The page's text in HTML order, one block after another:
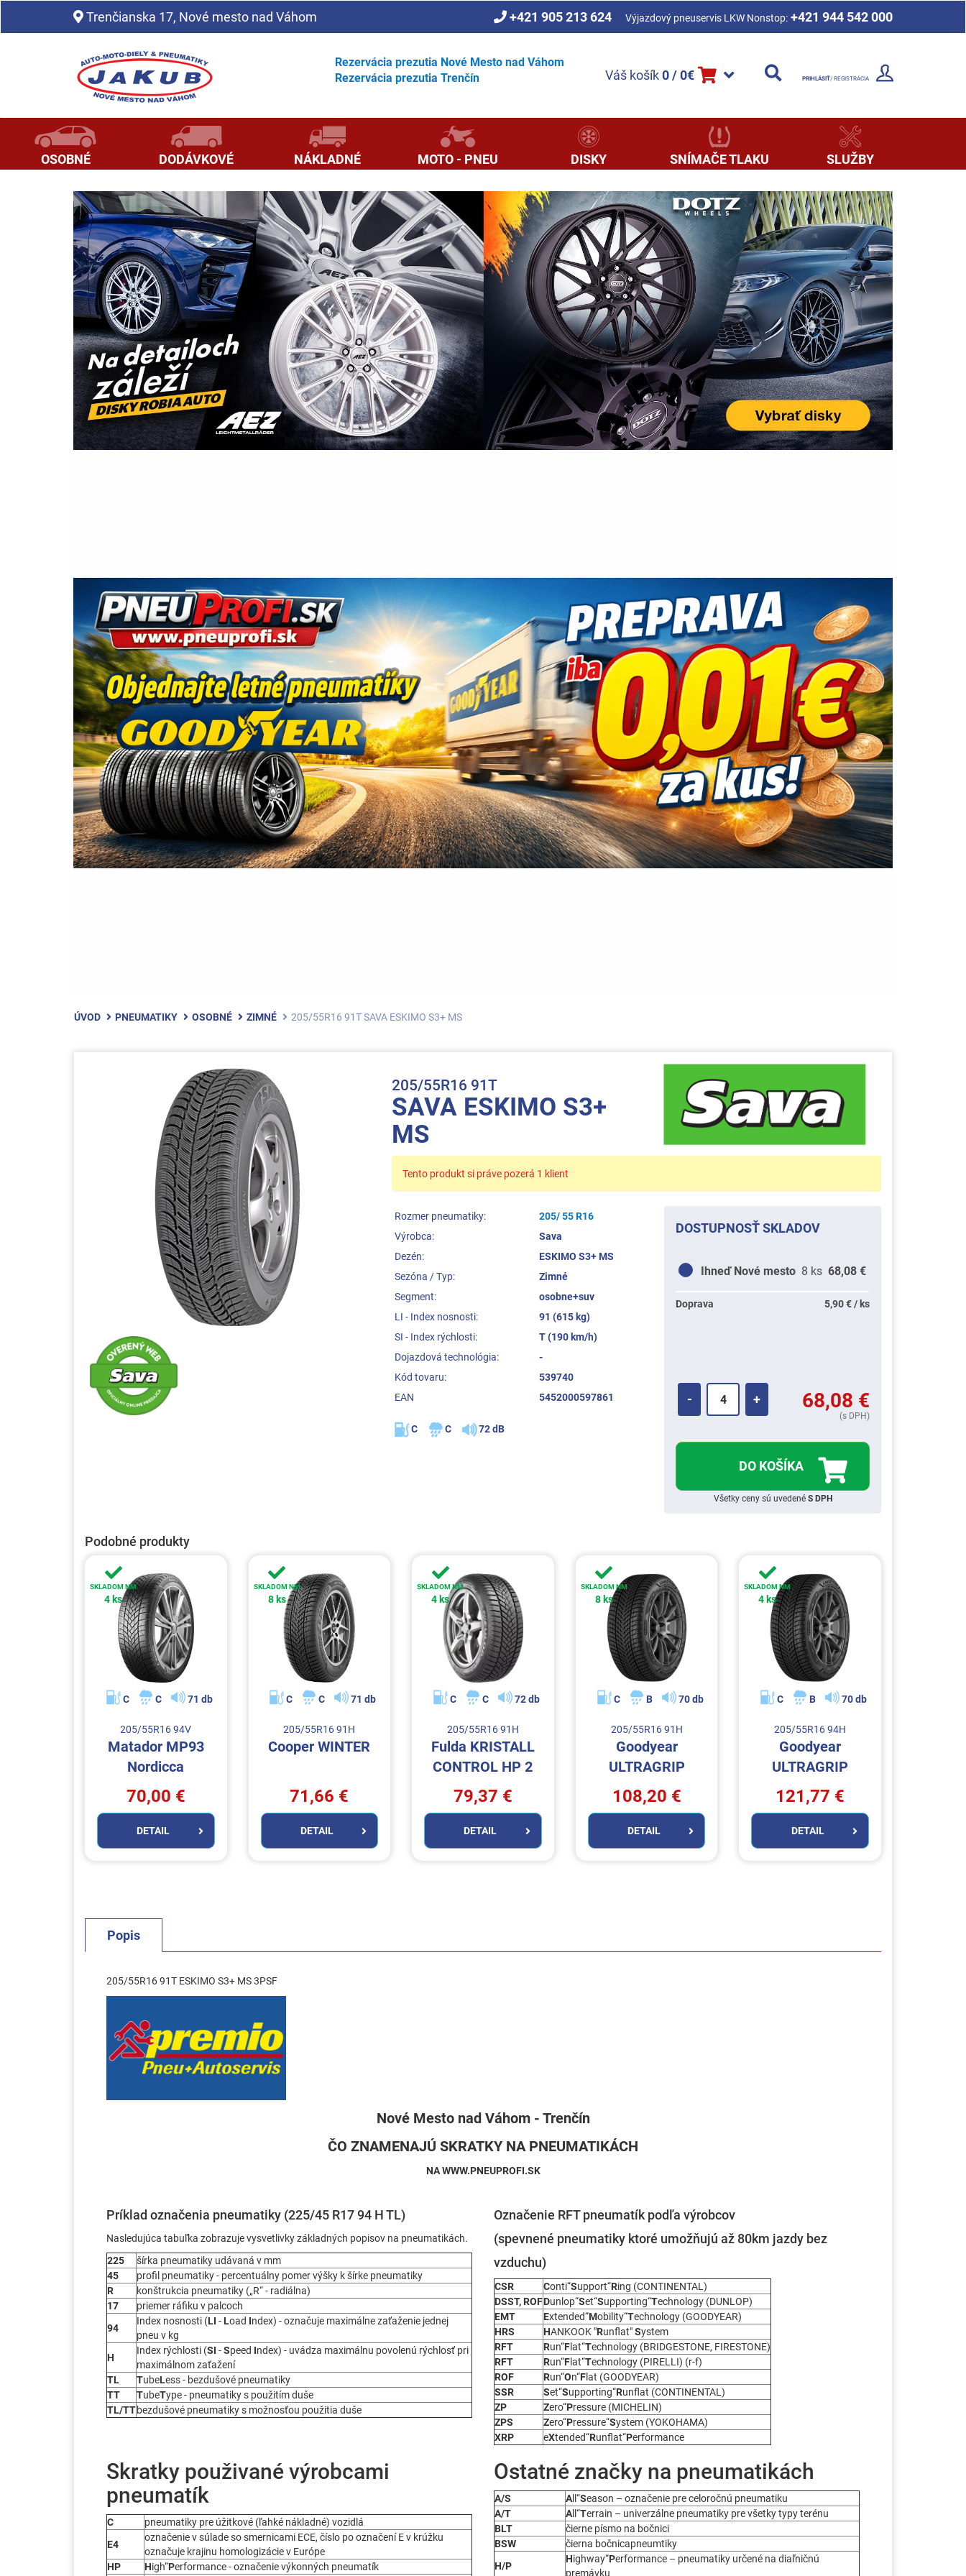
Trenčianska 17, Nové mesto nad Váhom +421 905 213 624 Výjazdový pneuservis LKW Nonstop: +421 944 542 000
Rezervácia prezutia Nové Mesto nad Váhom
Rezervácia prezutia Trenčín
Váš košík0 / 0€ PRIHLÁSIŤ/ REGISTRÁCIA
OSOBNÉ DODÁVKOVÉ NÁKLADNÉ MOTO - PNEU DISKY SNÍMAČE TLAKU SLUŽBY
ÚVOD PNEUMATIKY OSOBNÉ ZIMNÉ 205/55R16 91T SAVA ESKIMO S3+ MS
205/55R16 91T
SAVA ESKIMO S3+
MS
Tento produkt si práve pozerá 1 klient
Rozmer pneumatiky:
205/ 55 R16
Výrobca:
Sava
Dezén:
ESKIMO S3+ MS
Sezóna / Typ:
Zimné
Segment:
osobne+suv
LI - Index nosnosti:
91 (615 kg)
SI - Index rýchlosti:
T (190 km/h)
Dojazdová technológia:
-
Kód tovaru:
539740
EAN
5452000597861
C C 72 dB
DOSTUPNOSŤ SKLADOV
Ihneď Nové mesto 8 ks 68,08 €
Doprava 5,90 € / ks
+
- 68,08 €
(s DPH)
DO KOŠÍKA
Všetky ceny sú uvedené S DPH
Podobné produkty
SKLADOM NM
4 ks
C C 71 db
205/55R16 94V
Matador MP93
Nordicca
70,00 €
DETAIL
SKLADOM NM
8 ks
C C 71 db
205/55R16 91H
Cooper WINTER
71,66 €
DETAIL
SKLADOM NM
4 ks
C C 72 db
205/55R16 91H
Fulda KRISTALL
CONTROL HP 2
79,37 €
DETAIL
SKLADOM NM
8 ks
C B 70 db
205/55R16 91H
Goodyear
ULTRAGRIP
PERFORMANCE 3
108,20 €
DETAIL
SKLADOM NM
4 ks
C B 70 db
205/55R16 94H
Goodyear
ULTRAGRIP
PERFORMANCE 3
121,77 €
DETAIL
Popis
205/55R16 91T ESKIMO S3+ MS 3PSF
Nové Mesto nad Váhom - Trenčín
ČO ZNAMENAJÚ SKRATKY NA PNEUMATIKÁCH
NA WWW.PNEUPROFI.SK
Príklad označenia pneumatiky (225/45 R17 94 H TL)
Nasledujúca tabuľka zobrazuje vysvetlivky základných popisov na pneumatikách.
225
šírka pneumatiky udávaná v mm
45
profil pneumatiky - percentuálny pomer výšky k šírke pneumatiky
R
konštrukcia pneumatiky („R“ - radiálna)
17
priemer ráfiku v palcoch
94
Index nosnosti (LI - Load Index) - označuje maximálne zaťaženie jednej
pneu v kg
H
Index rýchlosti (SI -Speed Index) - uvádza maximálnu povolenú rýchlosť pri
maximálnom zaťažení
TL
TubeLess - bezdušové pneumatiky
TT
TubeType - pneumatiky s použitím duše
TL/TTbezdušové pneumatiky s možnosťou použitia duše
Označenie RFT pneumatík podľa výrobcov
(spevnené pneumatiky ktoré umožňujú až 80km jazdy bez
vzduchu)
CSR Conti“Support“Ring (CONTINENTAL)
DSST, ROFDunlop“Set“Supporting“Technology (DUNLOP)
EMT
Extended“Mobility“Technology (GOODYEAR)
HRS
HANKOOK "Runflat"System
RFT
Run“Flat“Technology (BRIDGESTONE, FIRESTONE)
RFT
Run“Flat“Technology (PIRELLI) (r-f)
ROF
Run“On“Flat (GOODYEAR)
SSR
Set“Supporting“Runflat (CONTINENTAL)
ZP
Zero“Pressure (MICHELIN)
ZPS
Zero“Pressure“System (YOKOHAMA)
XRP
eXtended“Runflat“Performance
Skratky použivané výrobcami
pneumatík
C
pneumatiky pre úžitkové (ľahké nákladné) vozidlá
E4
označenie v súlade so smernicami ECE, číslo po označení E v krúžku
označuje krajinu homologizácie v Európe
HP
High“Performance - označenie výkonných pneumatík
Ostatné značky na pneumatikách
A/S A ll“Season – označenie pre celoročnú pneumatiku
A/T
A ll“Terrain – univerzálne pneumatiky pre všetky typy terénu
BLT
čierne písmo na bočnici
BSW
čierna bočnicapneumtiky
H/P
Highway“Performance – pneumatiky určené na diaľničnú
premávku